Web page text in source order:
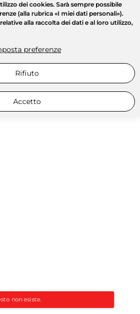
non esiste.
dei cookies. Sarà sempre possibile
(alla rubrica «I miei dati personali»).
alla raccolta dei dati e al loro utilizzo,
preferenze
Rifiuto
Accetto